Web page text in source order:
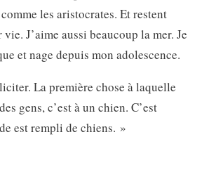
les aristocrates. Et restent
J’aime aussi beaucoup la mer. Je
et nage depuis mon adolescence.
La première chose à laquelle
gens, c’est à un chien. C’est
est rempli de chiens. »